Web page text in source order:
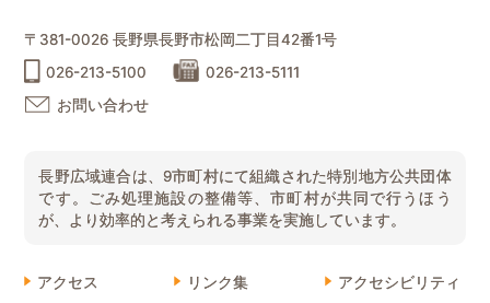
〒381-0026 長野県長野市松岡二丁目42番1号
026-213-5100
026-213-5111
お問い合わせ
長野広域連合は、9市町村にて組織された特別地方公共団体
です。ごみ処理施設の整備等、市町村が共同で行うほう
が、より効率的と考えられる事業を実施しています。
アクセス リンク集 アクセシビリティ